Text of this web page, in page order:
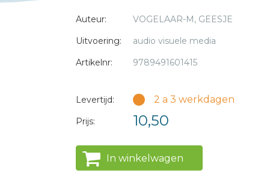
Auteur:
VOGELAAR-M, GEESJE
Uitvoering:
audio visuele media
Artikelnr:
9789491601415
Levertijd: 2 a 3 werkdagen
Prijs: 10,50
In winkelwagen